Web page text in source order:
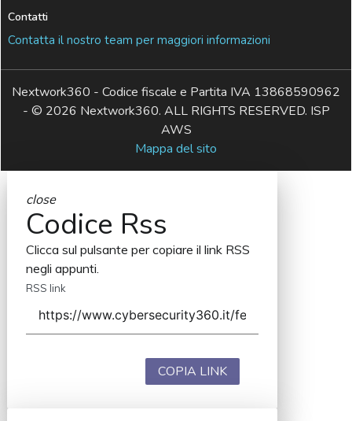
Contatti
Contatta il nostro team per maggiori informazioni
Nextwork360 - Codice fiscale e Partita IVA 13868590962
- © 2026 Nextwork360. ALL RIGHTS RESERVED. ISP
AWS
Mappa del sito
close
Codice Rss
Clicca sul pulsante per copiare il link RSS
negli appunti.
RSS link
COPIA LINK